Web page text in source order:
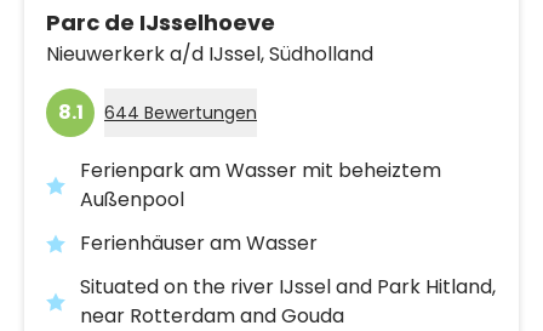
Parc de IJsselhoeve
Nieuwerkerk a/d IJssel,Südholland
8.1 644 Bewertungen
Ferienpark am Wasser mit beheiztem
Außenpool
Ferienhäuser am Wasser
Situated on the river IJssel and Park Hitland,
near Rotterdam and Gouda